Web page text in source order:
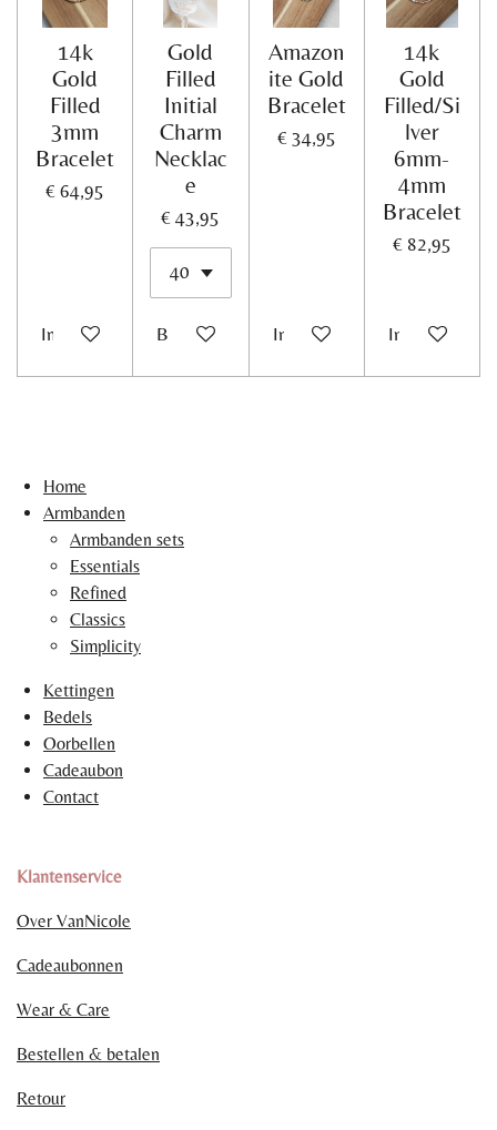
14k
Gold
Filled
3mm
Bracelet
€ 64,95
In winkelwagen
Gold
Filled
Initial
Charm
Necklac
e
€ 43,95
Bekijk details
Amazon
ite Gold
Bracelet
€ 34,95
In winkelwagen
14k
Gold
Filled/Si
lver
6mm-
4mm
Bracelet
€ 82,95
In
Home
Armbanden
Armbanden sets
Essentials
Refined
Classics
Simplicity
Kettingen
Bedels
Oorbellen
Cadeaubon
Contact
Klantenservice
Over VanNicole
Cadeaubonnen
Wear & Care
Bestellen & betalen
Retour